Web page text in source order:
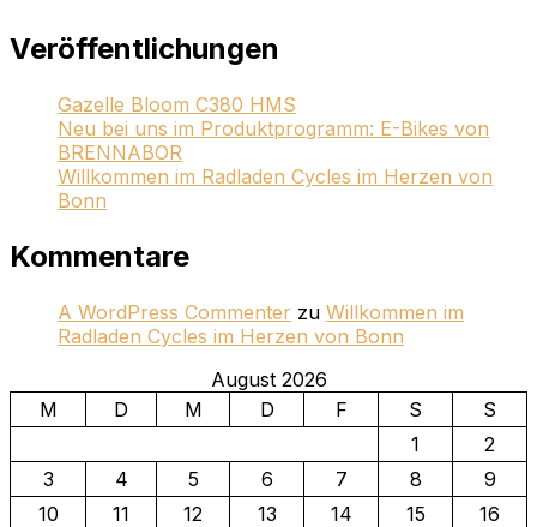
Veröffentlichungen
Gazelle Bloom C380 HMS
Neu bei uns im Produktprogramm: E-Bikes von
BRENNABOR
Willkommen im Radladen Cycles im Herzen von
Bonn
Kommentare
A WordPress Commenter zu Willkommen im
Radladen Cycles im Herzen von Bonn
August 2026
M
D M D F S
S
1
2
3
4 5 6 7 8
9
10
11 12 13 14 15
16